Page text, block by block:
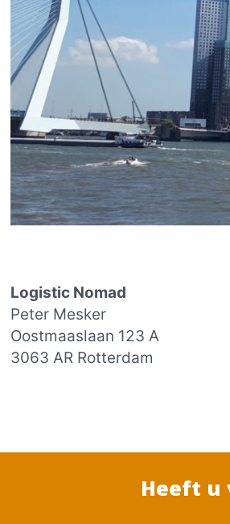
Logistic Nomad
Peter Mesker
Oostmaaslaan 123 A
3063 AR Rotterdam
Heeft u